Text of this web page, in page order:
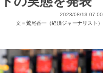
2023/08/13 07:00
文＝鷲尾香一（経済ジャーナリスト）